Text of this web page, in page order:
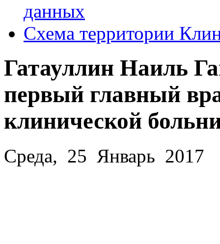
данных
Схема территории
Гатауллин Наиль
первый главный
клинической
Среда, 25 Январь 2017